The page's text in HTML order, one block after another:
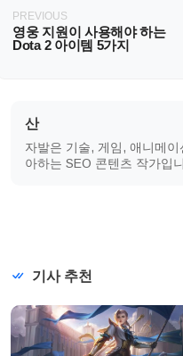
PREVIOUS
영웅 지원이 사용해야 하는
Dota 2 아이템 5가지
산
자발은 기술, 게임, 애니메
아하는 SEO 콘텐츠 작가입
기사 추천